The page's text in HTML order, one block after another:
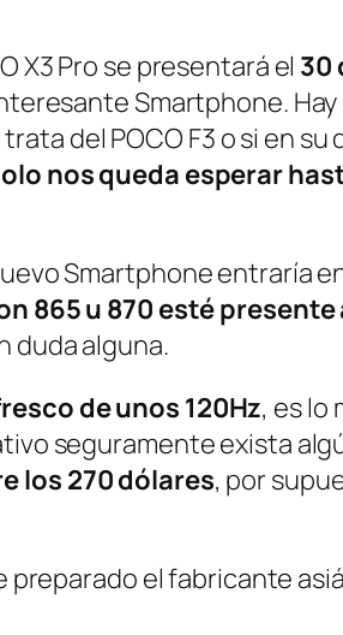
X3 Pro se presentará el 30
Smartphone.
del POCO F3 o si en
nos queda esperar
Smartphone entraría
865 u 870 esté presente
duda alguna.
de unos 120Hz, es lo
seguramente exista
los 270 dólares, por
preparado el fabricante